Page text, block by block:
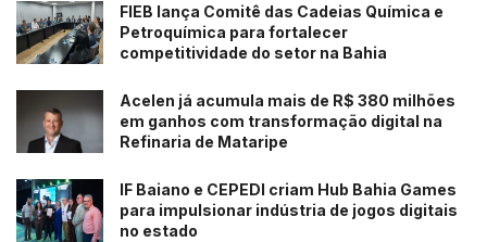
FIEB lança Comitê das Cadeias Química e
Petroquímica para fortalecer
competitividade do setor na Bahia
Acelen já acumula mais de R$ 380 milhões
em ganhos com transformação digital na
Refinaria de Mataripe
IF Baiano e CEPEDI criam Hub Bahia Games
para impulsionar indústria de jogos digitais
no estado